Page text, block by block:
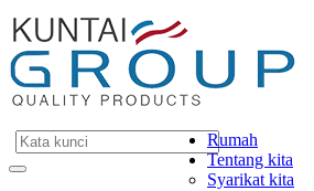
Rumah
Tentang kita
Syarikat kita